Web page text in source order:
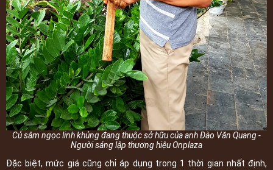
Củ sâm ngọc linh khủng đang thuộc sở hữu của anh Đào Văn Quang -
Người sáng lập thương hiệu Onplaza
Đặc biệt, mức giá cũng chỉ áp dụng trong 1 thời gian nhất định,